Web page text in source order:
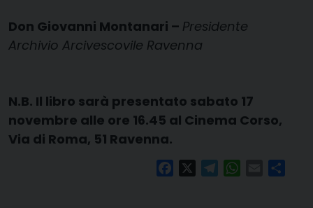
Don Giovanni Montanari – Presidente
Archivio Arcivescovile Ravenna
N.B. Il libro sarà presentato sabato 17
novembre alle ore 16.45 al Cinema Corso,
Via di Roma, 51 Ravenna.
FacebookTelegramWhatsApp
Email